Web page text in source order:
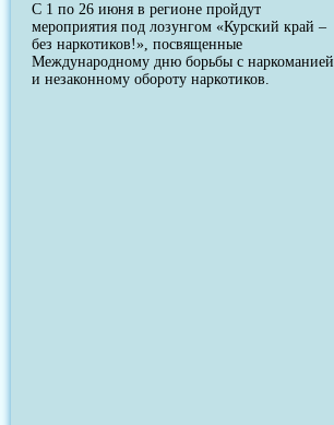
С 1 по 26 июня в регионе пройдут
мероприятия под лозунгом «Курский край –
без наркотиков!», посвященные
Международному дню борьбы с наркоманией
и незаконному обороту наркотиков.